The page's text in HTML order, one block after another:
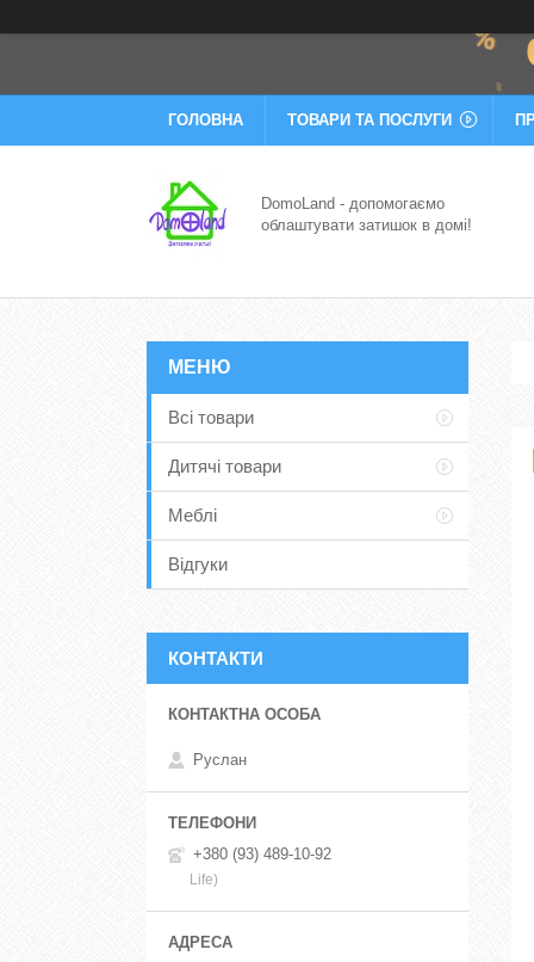
ГОЛОВНА ТОВАРИ ТА ПОСЛУГИ
DomoLand - допомогаємо
облаштувати затишок в домі!
Всі товари
Дитячі товари
Меблі
Відгуки
КОНТАКТИ
Руслан
+380 (93) 489-10-92
Life)